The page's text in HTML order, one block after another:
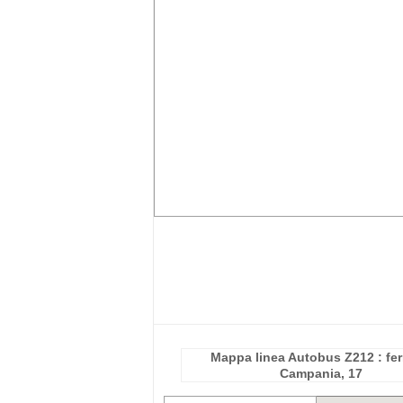
Mappa linea Autobus Z212 :
Campania, 17